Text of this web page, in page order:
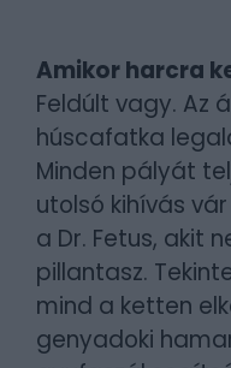
Amikor harcra
Feldúlt vagy. Az
húscafatka
Minden pályát
utolsó kihívás
a Dr. Fetus, akit
pillantasz.
mind a ketten
genyadoki